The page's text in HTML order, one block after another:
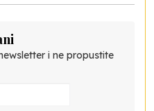
i ne propustite